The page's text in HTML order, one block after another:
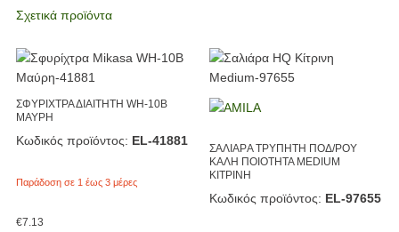
Σχετικά προϊόντα
ΣΦΥΡΙΧΤΡΑ ΔΙΑΙΤΗΤΗ WH-10B
ΜΑΥΡΗ
Κωδικός προϊόντος: EL-41881
Παράδοση σε 1 έως 3 μέρες
€7.13
ΣΑΛΙΑΡA ΤΡΥΠΗΤΗ ΠΟΔ/ΡΟΥ
ΚΑΛΗ ΠΟΙΟΤΗΤΑ MEDIUM
ΚΙΤΡΙΝΗ
Κωδικός προϊόντος: EL-97655